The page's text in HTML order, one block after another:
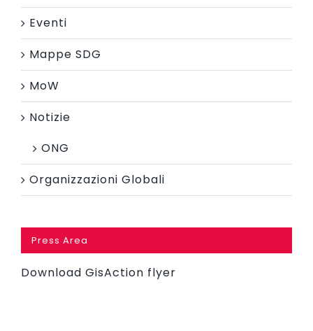
Eventi
Mappe SDG
MoW
Notizie
ONG
Organizzazioni Globali
Press Area
Download GisAction flyer